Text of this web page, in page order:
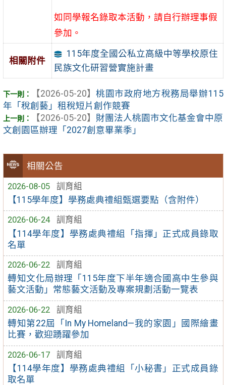
相關公告
2026-08-05
訓育組
【115學年度】學務處典禮組甄選要點（含附件）
2026-06-24
訓育組
【114學年度】學務處典禮組「指揮」正式成員錄取
名單
2026-06-22
訓育組
轉知文化局辦理「115年度下半年適合國高中生參與
藝文活動」常態藝文活動及專案規劃活動一覽表
2026-06-22
訓育組
轉知第22屆「In My Homeland—我的家園」國際繪畫
比賽，歡迎踴躍參加
2026-06-17
訓育組
【114學年度】學務處典禮組「小秘書」正式成員錄
取名單
如同學報名錄取本活動，請自行辦理事假
參加。
相關附件
115年度全國公私立高級中等學校原住
民族文化研習營實施計畫
【2026-05-20】 桃園市政府地方稅務局舉辦115
年「稅創藝」租稅短片創作競賽
【2026-05-20】 財團法人桃園市文化基金會中原
文創園區辦理「2027創意畢業季」